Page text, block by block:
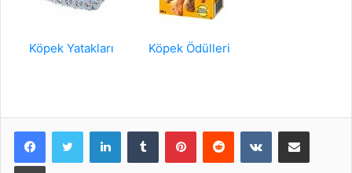
Köpek Yatakları Köpek Ödülleri
LinkedInTumblr PinterestReddit VKontakteE-Posta ile paylaş
Yazdır